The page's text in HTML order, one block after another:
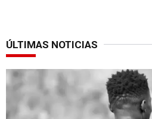
ÚLTIMAS NOTICIAS